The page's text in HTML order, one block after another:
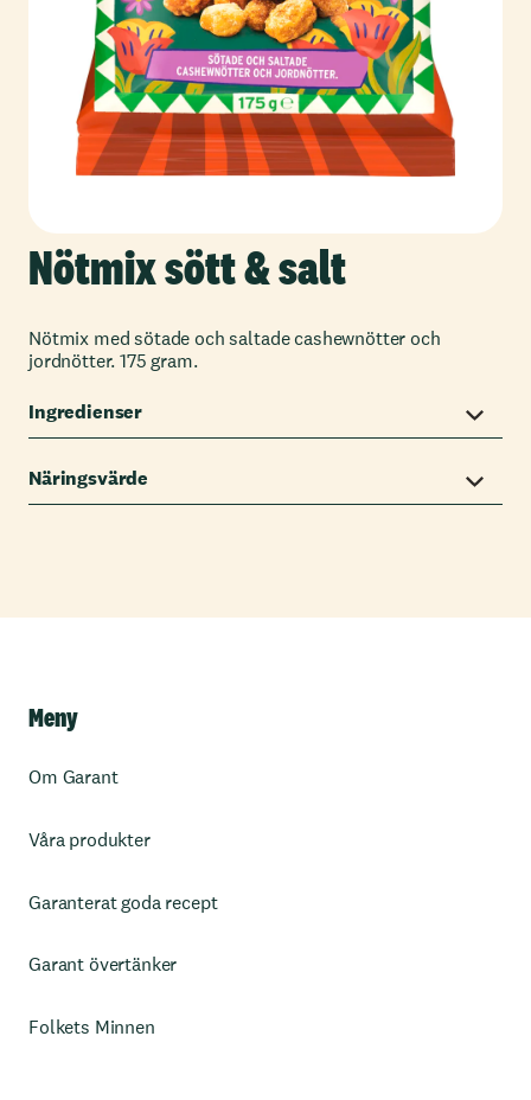
Nötmix sött & salt
Nötmix med sötade och saltade cashewnötter och
jordnötter. 175 gram.
Ingredienser
Näringsvärde
Meny
Om Garant
Våra produkter
Garanterat goda recept
Garant övertänker
Folkets Minnen